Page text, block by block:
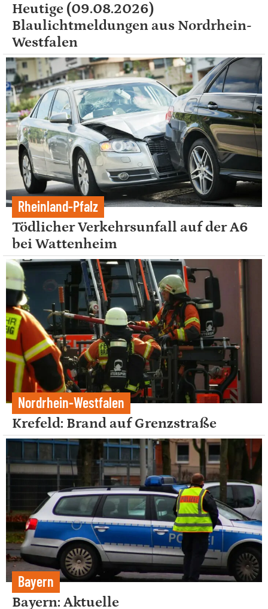
Heutige (09.08.2026)
Blaulichtmeldungen aus Nordrhein-
Westfalen
Rheinland-Pfalz
Tödlicher Verkehrsunfall auf der A6
bei Wattenheim
Nordrhein-Westfalen
Krefeld: Brand auf Grenzstraße
Bayern
Bayern: Aktuelle